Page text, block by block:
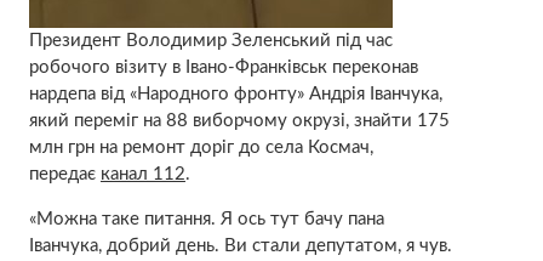
Президент Володимир Зеленський під час
робочого візиту в Івано-Франківськ переконав
нардепа від «Народного фронту» Андрія Іванчука,
який переміг на 88 виборчому окрузі, знайти 175
млн грн на ремонт доріг до села Космач,
передає канал 112.
«Можна таке питання. Я ось тут бачу пана
Іванчука, добрий день. Ви стали депутатом, я чув.